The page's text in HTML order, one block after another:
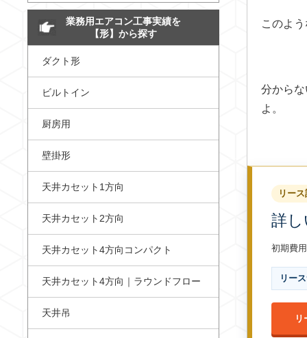
このよ
分から
よ。
リー
詳
初期費
リー
業務用エアコン工事実績を
【形】から探す
ダクト形
ビルトイン
厨房用
壁掛形
天井カセット1方向
天井カセット2方向
天井カセット4方向コンパクト
天井カセット4方向｜ラウンドフロー
天井吊